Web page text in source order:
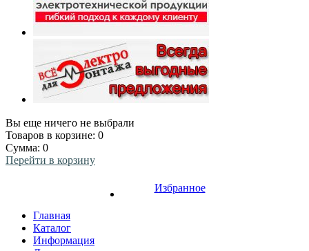
Вы еще ничего не выбрали
Товаров в корзине: 0
Сумма: 0
Перейти в корзину
Избранное
Главная
Каталог
Информация